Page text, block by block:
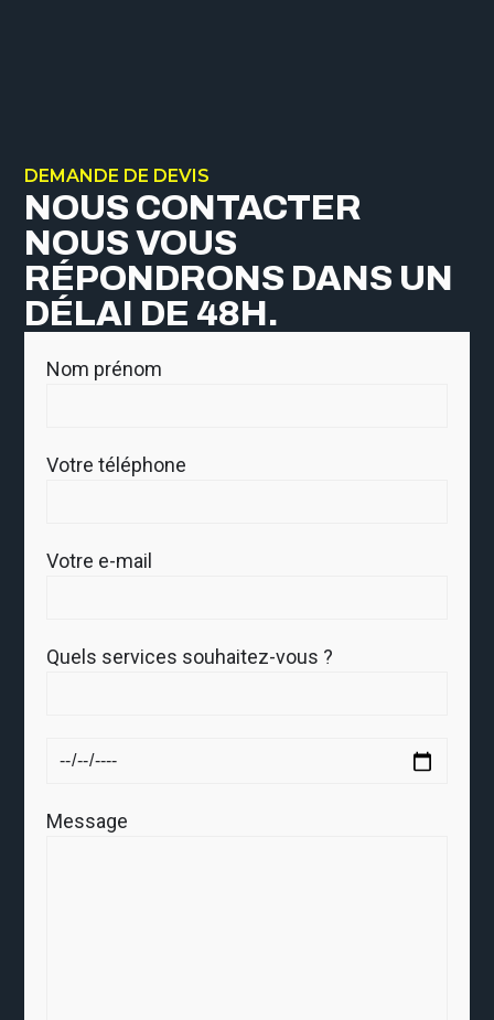
DEMANDE DE DEVIS
NOUS CONTACTER
NOUS VOUS
RÉPONDRONS DANS UN
DÉLAI DE 48H.
Nom prénom
Votre téléphone
Votre e-mail
Quels services souhaitez-vous ?
Message